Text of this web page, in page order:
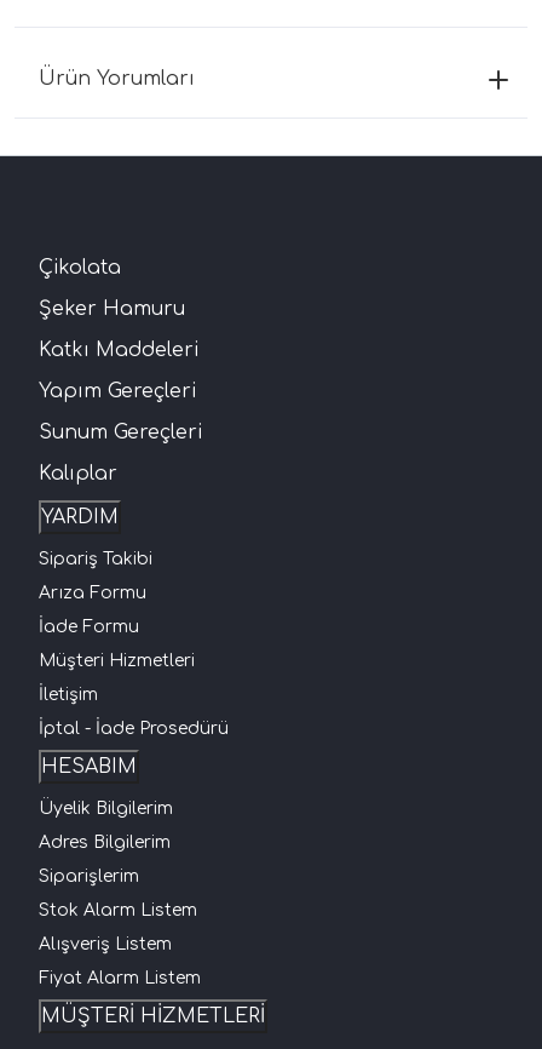
Ürün Yorumları
Çikolata
Şeker Hamuru
Katkı Maddeleri
Yapım Gereçleri
Sunum Gereçleri
Kalıplar
YARDIM
Sipariş Takibi
Arıza Formu
İade Formu
Müşteri Hizmetleri
İletişim
İptal - İade Prosedürü
HESABIM
Üyelik Bilgilerim
Adres Bilgilerim
Siparişlerim
Stok Alarm Listem
Alışveriş Listem
Fiyat Alarm Listem
MÜŞTERİ HİZMETLERİ